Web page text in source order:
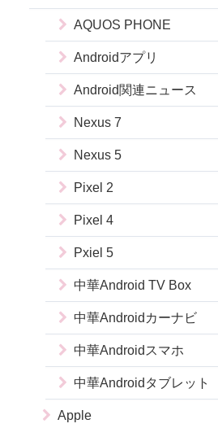
AQUOS PHONE
Androidアプリ
Android関連ニュース
Nexus 7
Nexus 5
Pixel 2
Pixel 4
Pxiel 5
中華Android TV Box
中華Androidカーナビ
中華Androidスマホ
中華Androidタブレット
Apple